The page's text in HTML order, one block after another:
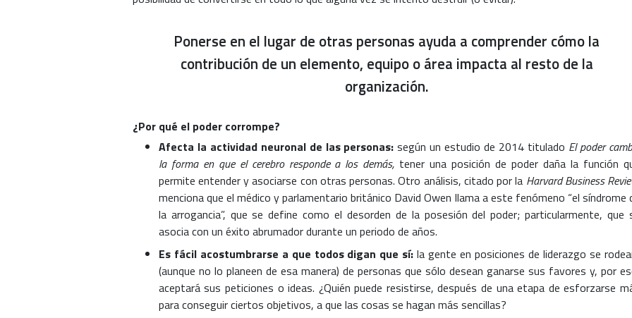
Ponerse en el lugar de otras personas ayuda a comprender cómo la
contribución de un elemento, equipo o área impacta al resto de la
organización.
¿Por qué el poder corrompe?
Afecta la actividad neuronal de las personas:según un estudio de 2014 titulado El poder
la forma en que el cerebro responde a los demás, tener una posición de poder daña la función
permite entender y asociarse con otras personas. Otro análisis, citado por la Harvard Business
menciona que el médico y parlamentario británico David Owen llama a este fenómeno “el síndrome
la arrogancia”, que se define como el desorden de la posesión del poder; particularmente, que
asocia con un éxito abrumador durante un periodo de años.
Es fácil acostumbrarse a que todos digan que sí:la gente en posiciones de liderazgo se
(aunque no lo planeen de esa manera) de personas que sólo desean ganarse sus favores y, por
aceptará sus peticiones o ideas. ¿Quién puede resistirse, después de una etapa de esforzarse
para conseguir ciertos objetivos, a que las cosas se hagan más sencillas?